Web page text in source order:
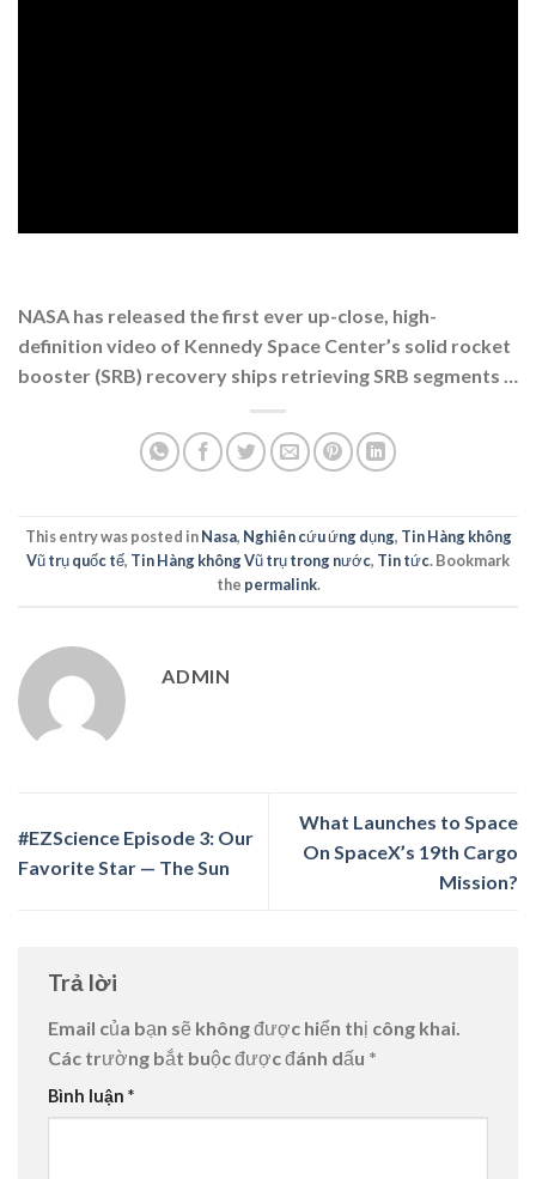
NASA has released the first ever up-close, high-
definition video of Kennedy Space Center’s solid rocket
booster (SRB) recovery ships retrieving SRB segments …
This entry was posted inNasa, Nghiên cứu ứng dụng, Tin Hàng không
Vũ trụ quốc tế, Tin Hàng không Vũ trụ trong nước, Tin tức. Bookmark
the permalink.
ADMIN
#EZScience Episode 3: Our
Favorite Star — The Sun
What Launches to Space
On SpaceX’s 19th Cargo
Mission?
Trả lời
Email của bạn sẽ không được hiển thị công khai.
Các trường bắt buộc được đánh dấu *
Bình luận *